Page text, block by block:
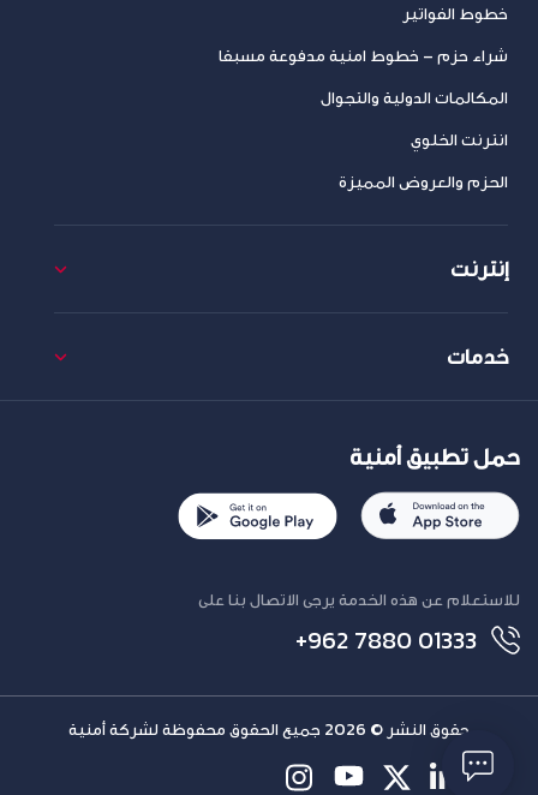
خطوط الفواتير
شراء حزم – خطوط امنية مدفوعة مسبقا
المكالمات الدولية والتجوال
انترنت الخلوي
الحزم والعروض المميزة
إنترنت
خدمات
حمل تطبيق أمنية
للاستعلام عن هذه الخدمة يرجى الاتصال بنا على
+962 7880 01333
حقوق النشر © 2026 جميع الحقوق محفوظة لشركة أمنية